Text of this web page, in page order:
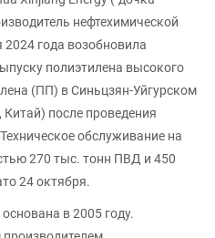
нефтехимической
2024 года возобновила
полиэтилена высокого
(ПП) в Синьцзян-Уйгурском
после проведения
обслуживание на
270 тыс. тонн ПВД и 450
24 октября.
в 2005 году.